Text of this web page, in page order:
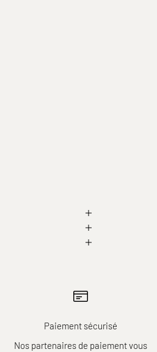
Paiement sécurisé
Nos partenaires de paiement vous